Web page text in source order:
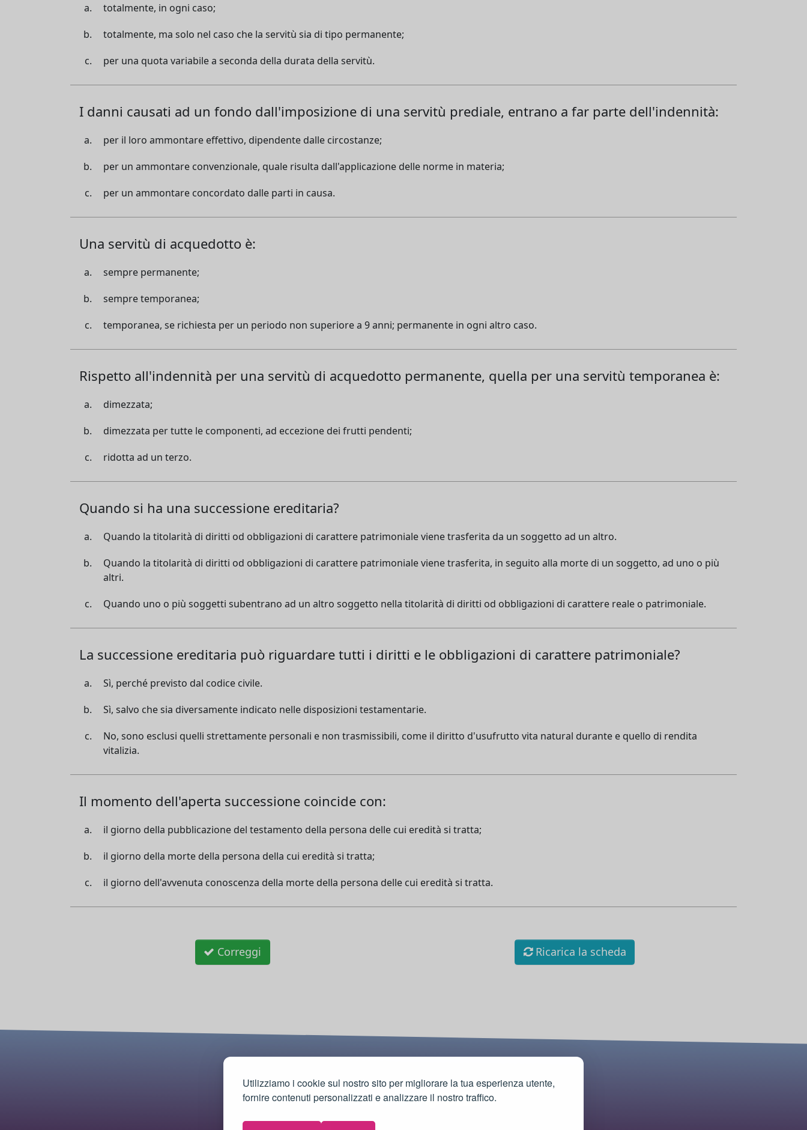
Utilizziamo i cookie sul nostro sito per migliorare la tua esperienza utente,
fornire contenuti personalizzati e analizzare il nostro traffico.
totalmente, in ogni caso;
totalmente, ma solo nel caso che la servitù sia di tipo permanente;
per una quota variabile a seconda della durata della servitù.
I danni causati ad un fondo dall'imposizione di una servitù prediale, entrano a far parte dell'indennità:
per il loro ammontare effettivo, dipendente dalle circostanze;
per un ammontare convenzionale, quale risulta dall'applicazione delle norme in materia;
per un ammontare concordato dalle parti in causa.
Una servitù di acquedotto è:
sempre permanente;
sempre temporanea;
temporanea, se richiesta per un periodo non superiore a 9 anni; permanente in ogni altro caso.
Rispetto all'indennità per una servitù di acquedotto permanente, quella per una servitù temporanea è:
dimezzata;
dimezzata per tutte le componenti, ad eccezione dei frutti pendenti;
ridotta ad un terzo.
Quando si ha una successione ereditaria?
Quando la titolarità di diritti od obbligazioni di carattere patrimoniale viene trasferita da un soggetto ad un altro.
Quando la titolarità di diritti od obbligazioni di carattere patrimoniale viene trasferita, in seguito alla morte di un soggetto, ad uno o più
altri.
Quando uno o più soggetti subentrano ad un altro soggetto nella titolarità di diritti od obbligazioni di carattere reale o patrimoniale.
La successione ereditaria può riguardare tutti i diritti e le obbligazioni di carattere patrimoniale?
Sì, perché previsto dal codice civile.
Sì, salvo che sia diversamente indicato nelle disposizioni testamentarie.
No, sono esclusi quelli strettamente personali e non trasmissibili, come il diritto d'usufrutto vita natural durante e quello di rendita
vitalizia.
Il momento dell'aperta successione coincide con:
il giorno della pubblicazione del testamento della persona delle cui eredità si tratta;
il giorno della morte della persona della cui eredità si tratta;
il giorno dell'avvenuta conoscenza della morte della persona delle cui eredità si tratta.
Correggi Ricarica la scheda